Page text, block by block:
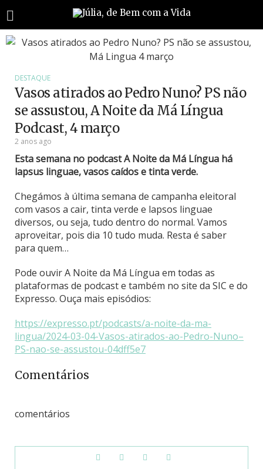
DESTAQUE
Vasos atirados ao Pedro Nuno? PS não
se assustou, A Noite da Má Língua
Podcast, 4 março
2 anos ago
Esta semana no podcast A Noite da Má Língua há
lapsus linguae, vasos caídos e tinta verde.
Chegámos à última semana de campanha eleitoral
com vasos a cair, tinta verde e lapsos linguae
diversos, ou seja, tudo dentro do normal. Vamos
aproveitar, pois dia 10 tudo muda. Resta é saber
para quem…
Pode ouvir A Noite da Má Língua em todas as
plataformas de podcast e também no site da SIC e do
Expresso. Ouça mais episódios:
https://expresso.pt/podcasts/a-noite-da-ma-
lingua/2024-03-04-Vasos-atirados-ao-Pedro-Nuno–
PS-nao-se-assustou-04dff5e7
Comentários
comentários